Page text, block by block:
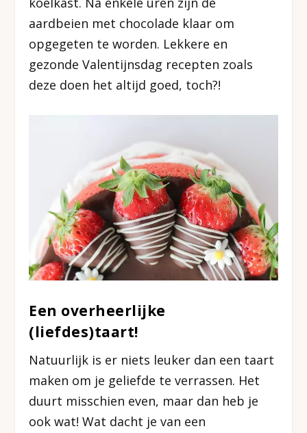
aardbeien met chocolade klaar om
opgegeten te worden. Lekkere en
gezonde Valentijnsdag recepten zoals
deze doen het altijd goed, toch?!
Een overheerlijke
(liefdes)taart!
Natuurlijk is er niets leuker dan een taart
maken om je geliefde te verrassen. Het
duurt misschien even, maar dan heb je
ook wat! Wat dacht je van een